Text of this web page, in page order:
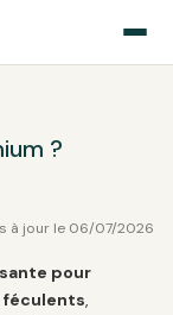
?
à jour le 06/07/2026
pour
féculents,